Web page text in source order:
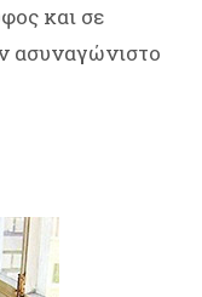
και σε
ασυναγώνιστο